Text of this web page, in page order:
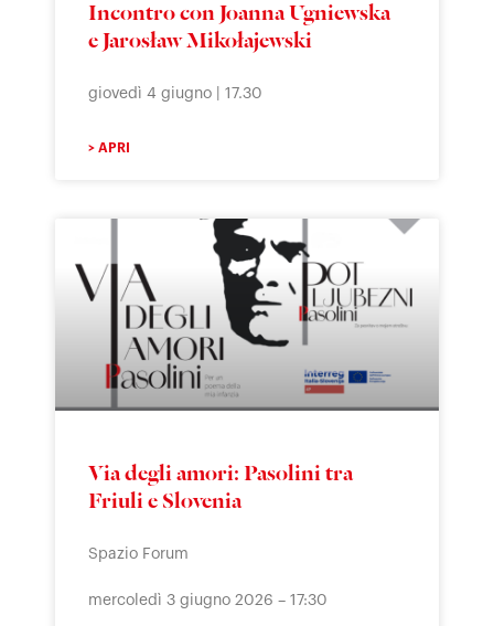
Incontro con Joanna Ugniewska
e Jarosław Mikołajewski
giovedì 4 giugno | 17.30
> APRI
Via degli amori: Pasolini tra
Friuli e Slovenia
Spazio Forum
mercoledì 3 giugno 2026 – 17:30